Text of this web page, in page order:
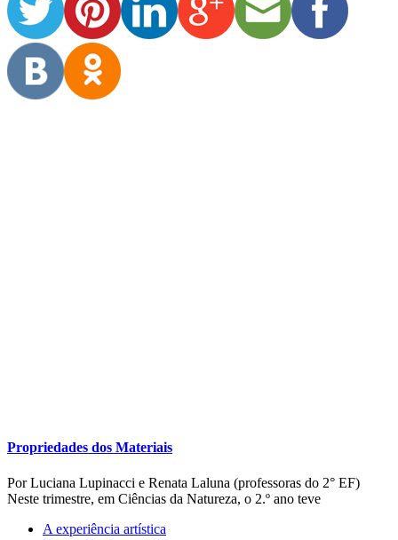
Propriedades dos Materiais
Por Luciana Lupinacci e Renata Laluna (professoras do 2° EF)
Neste trimestre, em Ciências da Natureza, o 2.º ano teve
A experiência artística